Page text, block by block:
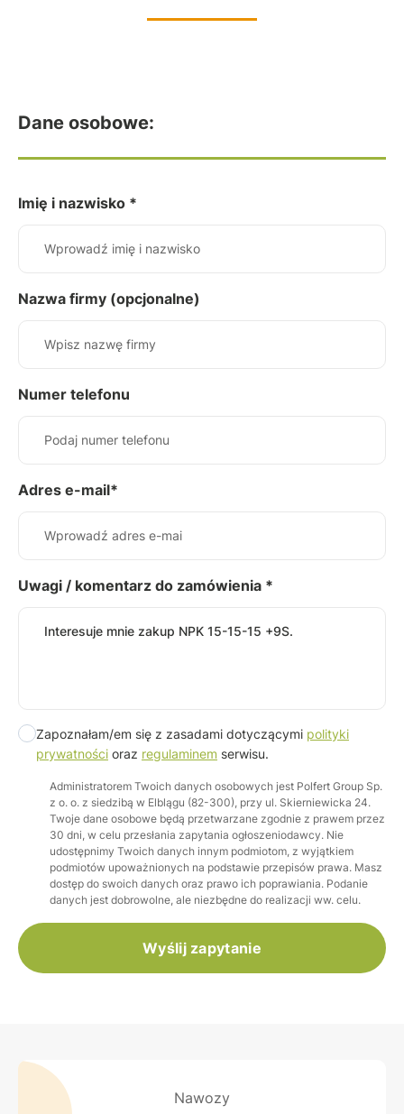
Dane osobowe:
Imię i nazwisko *
Nazwa firmy (opcjonalne)
Numer telefonu
Adres e-mail*
Uwagi / komentarz do zamówienia *
Zapoznałam/em się z zasadami dotyczącymi polityki
prywatności oraz regulaminem serwisu.
Administratorem Twoich danych osobowych jest Polfert Group Sp.
z o. o. z siedzibą w Elblągu (82-300), przy ul. Skierniewicka 24.
Twoje dane osobowe będą przetwarzane zgodnie z prawem przez
30 dni, w celu przesłania zapytania ogłoszeniodawcy. Nie
udostępnimy Twoich danych innym podmiotom, z wyjątkiem
podmiotów upoważnionych na podstawie przepisów prawa. Masz
dostęp do swoich danych oraz prawo ich poprawiania. Podanie
danych jest dobrowolne, ale niezbędne do realizacji ww. celu.
Wyślij zapytanie
Nawozy